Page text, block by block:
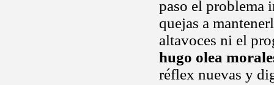
paso el problema
quejas a
altavoces ni el
hugo olea
réflex nuevas y